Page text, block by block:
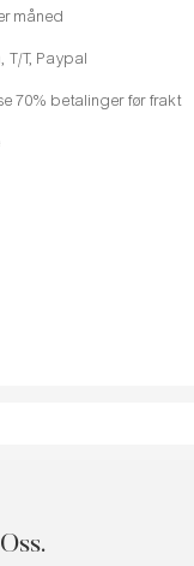
måned
T/T, Paypal
70% betalinger før frakt